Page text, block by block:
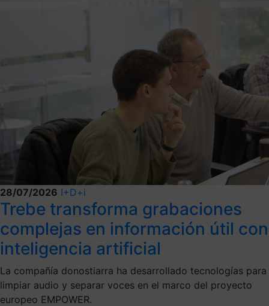
28/07/2026 I+D+i
Trebe transforma grabaciones
complejas en información útil con
inteligencia artificial
La compañía donostiarra ha desarrollado tecnologías para
limpiar audio y separar voces en el marco del proyecto
europeo EMPOWER.